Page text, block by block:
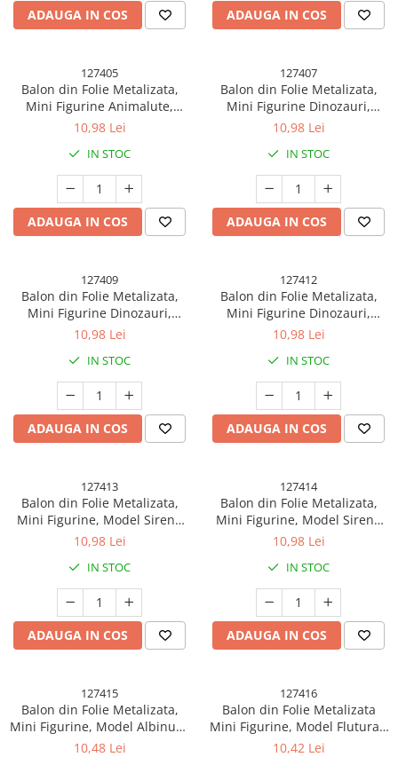
ADAUGA IN COS ADAUGA IN COS
127405
Balon din Folie Metalizata,
Mini Figurine Animalute,
Model Vacuta, Tematica
Ambalaj Individual, Pai Inclus,
Umflare cu Aer sau Heliu,
Multicolor
10,98 Lei
IN STOC
ADAUGA IN COS
127407
Balon din Folie Metalizata,
Mini Figurine Dinozauri,
Model Triceratops, Tematica
Ambalaj Individual, Pai Inclus,
Umflare cu Aer sau Heliu,
Multicolor
10,98 Lei
IN STOC
ADAUGA IN COS
127409
Balon din Folie Metalizata,
Mini Figurine Dinozauri,
Model T-Rex, Tematica
Ambalaj Individual, Pai Inclus,
Umflare cu Aer sau Heliu,
Multicolor
10,98 Lei
IN STOC
ADAUGA IN COS
127412
Balon din Folie Metalizata,
Mini Figurine Dinozauri,
Model Velociraptor, Tematica
Ambalaj Individual, Pai Inclus,
Umflare cu Aer sau Heliu,
Multicolor
10,98 Lei
IN STOC
ADAUGA IN COS
127413
Balon din Folie Metalizata,
Mini Figurine, Model Sirena
cu Par Rosu, Tematica
Ambalaj Individual, Pai Inclus,
Umflare cu Aer sau Heliu,
Multicolor
10,98 Lei
IN STOC
ADAUGA IN COS
127414
Balon din Folie Metalizata,
Mini Figurine, Model Sirena
cu Par Mov, Tematica
Ambalaj Individual, Pai Inclus,
Umflare cu Aer sau Heliu,
Multicolor
10,98 Lei
IN STOC
ADAUGA IN COS
127415
Balon din Folie Metalizata,
Mini Figurine, Model Albinu??,
36x42cm, Ambalaj Individual,
10,48 Lei
127416
Balon din Folie Metalizata
Mini Figurine, Model Flutura?,
40x34cm, Ambalaj Individual,
10,42 Lei